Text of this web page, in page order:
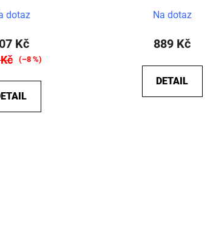
dotaz
Kč
(–8 %)
Na dotaz
889 Kč
DETAIL